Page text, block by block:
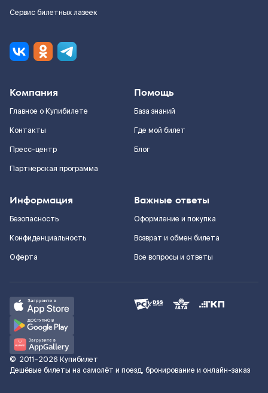
Сервис билетных лазеек
Компания
Главное о Купибилете
Контакты
Пресс-центр
Партнерская программа
Помощь
База знаний
Где мой билет
Блог
Информация
Безопасность
Конфиденциальность
Оферта
Важные ответы
Оформление и покупка
Возврат и обмен билета
Все вопросы и ответы
© 2011–2026 Купибилет
Дешёвые билеты на самолёт и поезд, бронирование и онлайн-заказ